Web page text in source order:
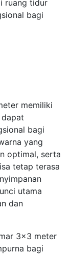
ruang tidur
bagi
memiliki
bagi
yang
optimal, serta
tetap terasa
utama
dan
3×3 meter
bagi